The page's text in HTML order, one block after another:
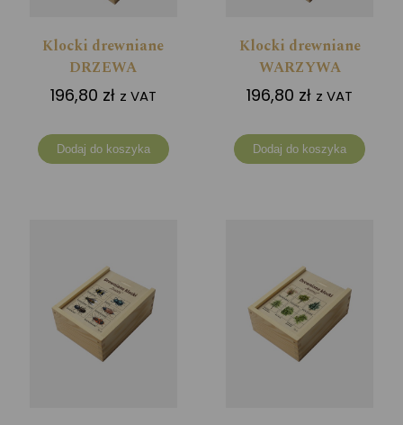
Klocki drewniane
DRZEWA
196,80 zł z VAT
Dodaj do koszyka
Klocki drewniane
WARZYWA
196,80 zł z VAT
Dodaj do koszyka